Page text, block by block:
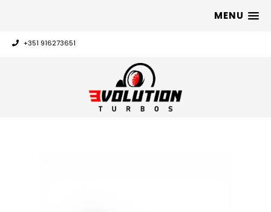
MENU
+351 916273651